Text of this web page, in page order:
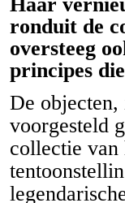
ronduit de
oversteeg
principes
De objecten,
voorgesteld
collectie